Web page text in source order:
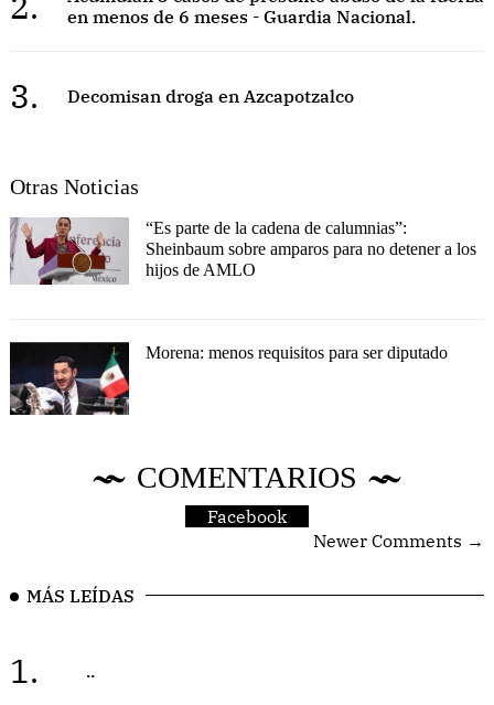
en menos de 6 meses - Guardia Nacional.
3. Decomisan droga en Azcapotzalco
Otras Noticias
“Es parte de la cadena de calumnias”:
Sheinbaum sobre amparos para no detener a los
hijos de AMLO
Morena: menos requisitos para ser diputado
COMENTARIOS
Facebook
Newer Comments →
MÁS LEÍDAS
1. ..